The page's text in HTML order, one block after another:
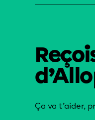
Ça va t’aider,